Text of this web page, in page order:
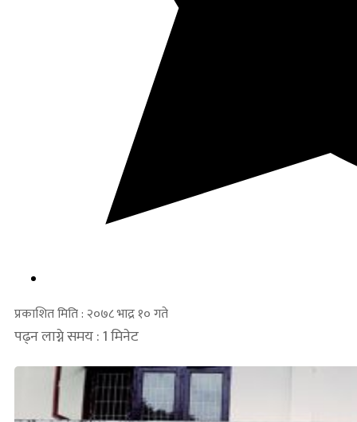
प्रकाशित मिति : २०७८ भाद्र १० गते
पढ्न लाग्ने समय : 1 मिनेट